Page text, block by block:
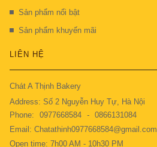
Sản phẩm nổi bật
Sản phẩm khuyến mãi
LIÊN HỆ
Chát A Thịnh Bakery
Address: Số 2 Nguyễn Huy Tự, Hà Nội
Phone:
0977668584 -
0866131084
Email: Chatathinh0977668584@gmail.com
Open time: 7h00 AM - 10h30 PM